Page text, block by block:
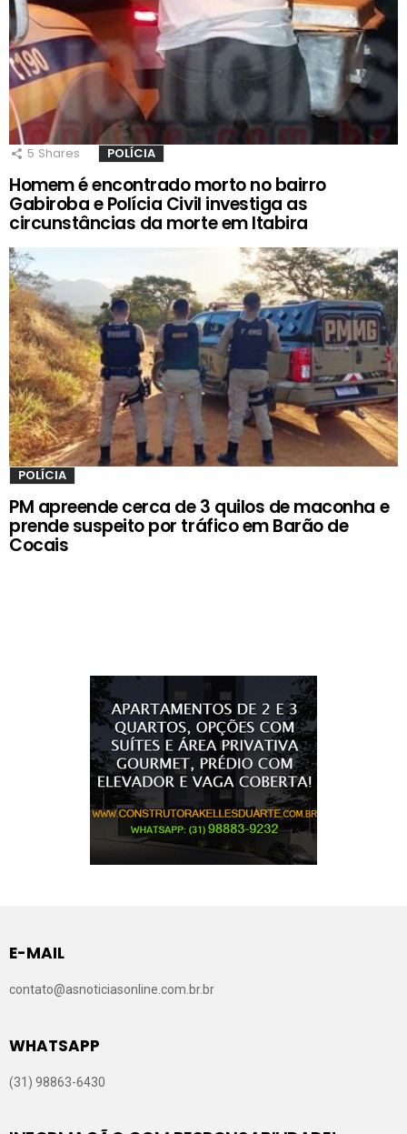
5 Shares POLÍCIA
Homem é encontrado morto no bairro
Gabiroba e Polícia Civil investiga as
circunstâncias da morte em Itabira
POLÍCIA
PM apreende cerca de 3 quilos de maconha e
prende suspeito por tráfico em Barão de
Cocais
E-MAIL
contato@asnoticiasonline.com.br.br
WHATSAPP
(31) 98863-6430